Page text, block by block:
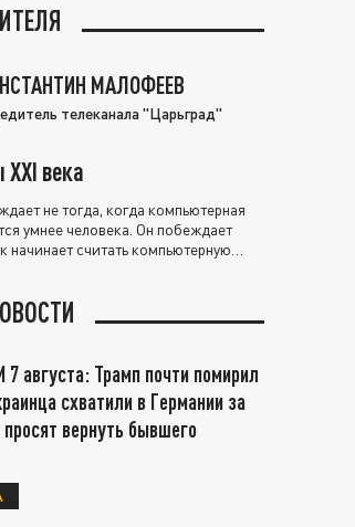
МАЛОФЕЕВ
телеканала "Царьград"
века
не тогда, когда компьютерная
умнее человека. Он побеждает
начинает считать компьютерную
7 августа: Трамп почти помирил
схватили в Германии за
вернуть бывшего